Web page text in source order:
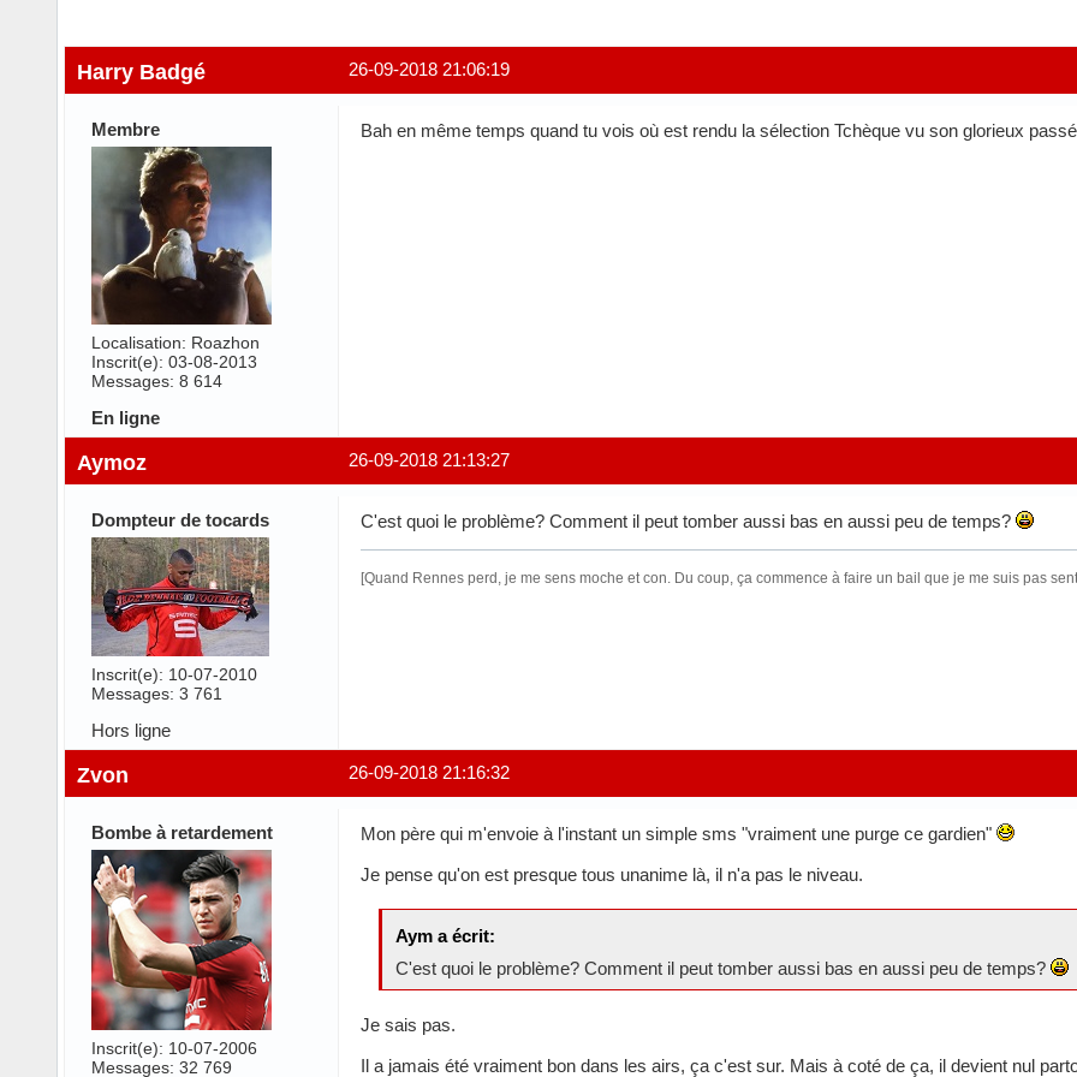
26-09-2018 21:06:19
Harry Badgé
Membre
Localisation: Roazhon
Inscrit(e): 03-08-2013
Messages: 8 614
Bah en même temps quand tu vois où est rendu la sélection Tchèque vu son glorieux
En ligne
26-09-2018 21:13:27
Aymoz
Dompteur de tocards
Inscrit(e): 10-07-2010
Messages: 3 761
C'est quoi le problème? Comment il peut tomber aussi bas en aussi peu de temps?
[Quand Rennes perd, je me sens moche et con. Du coup, ça commence à faire un bail que je me suis pas
Hors ligne
26-09-2018 21:16:32
Zvon
Bombe à retardement
Inscrit(e): 10-07-2006
Messages: 32 769
Mon père qui m'envoie à l'instant un simple sms "vraiment une purge ce gardien"
Je pense qu'on est presque tous unanime là, il n'a pas le niveau.
Aym a écrit:
C'est quoi le problème? Comment il peut tomber aussi bas en aussi peu de temps?
Je sais pas.
Il a jamais été vraiment bon dans les airs, ça c'est sur. Mais à coté de ça, il devient nul